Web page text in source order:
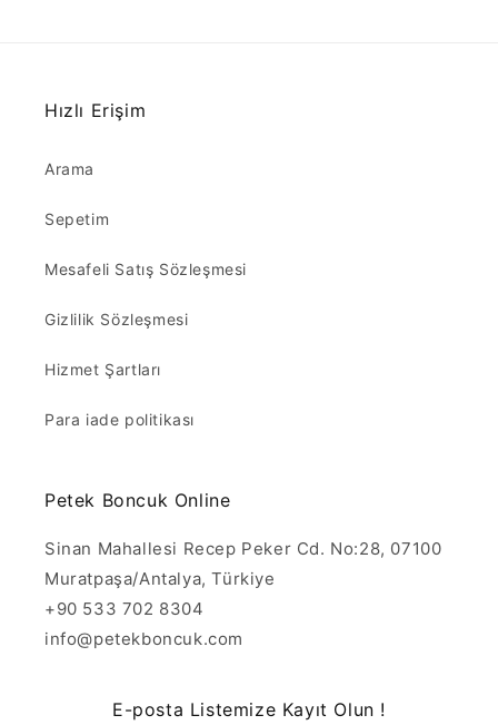
Hızlı Erişim
Arama
Sepetim
Mesafeli Satış Sözleşmesi
Gizlilik Sözleşmesi
Hizmet Şartları
Para iade politikası
Petek Boncuk Online
Sinan Mahallesi Recep Peker Cd. No:28, 07100
Muratpaşa/Antalya, Türkiye
+90 533 702 8304
info@petekboncuk.com
E-posta Listemize Kayıt Olun !